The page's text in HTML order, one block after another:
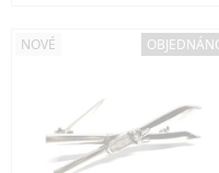
NOVÉ